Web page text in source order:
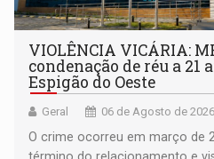
VIOLÊNCIA VICÁRIA:
condenação de réu a 21
Espigão do Oeste
Geral 06 de Agosto de
O crime ocorreu em março de
término do relacionamento e